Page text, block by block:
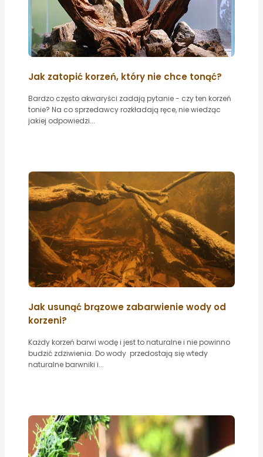
Jak zatopić korzeń, który nie chce tonąć?
Bardzo często akwaryści zadają pytanie - czy ten korzeń
tonie? Na co sprzedawcy rozkładają ręce, nie wiedząc
jakiej odpowiedzi...
Jak usunąć brązowe zabarwienie wody od
korzeni?
Każdy korzeń barwi wodę i jest to naturalne i nie powinno
budzić zdziwienia. Do wody przedostają się wtedy
naturalne barwniki i...